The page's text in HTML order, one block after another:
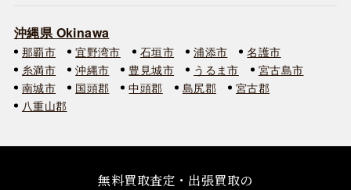
沖縄県 Okinawa
那覇市 宜野湾市 石垣市 浦添市
名護市
糸満市
沖縄市 豊見城市 うるま市
宮古島市
南城市
国頭郡 中頭郡 島尻郡
宮古郡
八重山郡
無料買取査定・出張買取の